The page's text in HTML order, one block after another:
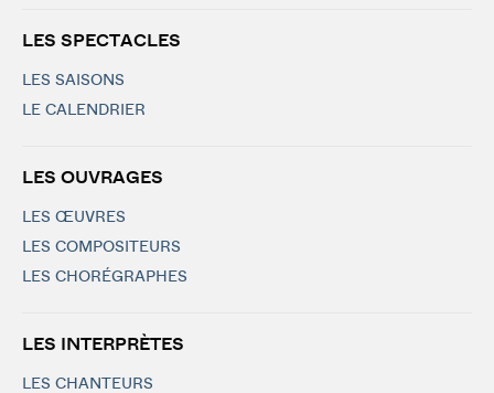
LES SPECTACLES
LES SAISONS
LE CALENDRIER
LES OUVRAGES
LES ŒUVRES
LES COMPOSITEURS
LES CHORÉGRAPHES
LES INTERPRÈTES
LES CHANTEURS